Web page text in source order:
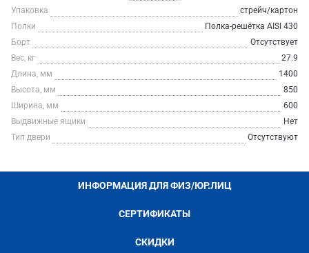
Упаковка
стрейч/картон
Полки
Полка-решётка AISI 430
Борт
Отсутствует
Вес, кг
27.9
Длина, мм
1400
Высота, мм
850
Ширина, мм
600
Выдвижные ящики
Нет
Тип двери
Отсутствуют
ИНФОРМАЦИЯ ДЛЯ ФИЗ/ЮР.ЛИЦ
СЕРТИФИКАТЫ
СКИДКИ